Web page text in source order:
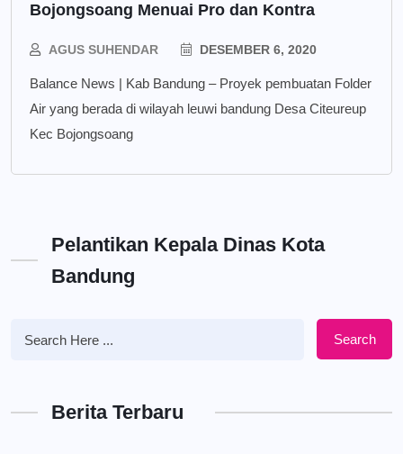
Bojongsoang Menuai Pro dan Kontra
AGUS SUHENDAR DESEMBER 6, 2020
Balance News | Kab Bandung – Proyek pembuatan Folder
Air yang berada di wilayah leuwi bandung Desa Citeureup
Kec Bojongsoang
Pelantikan Kepala Dinas Kota
Bandung
Search
Berita Terbaru